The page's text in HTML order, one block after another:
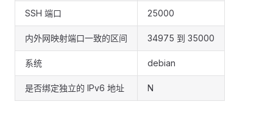
SSH 端口 25000
内外网映射端口一致的区间 34975 到 35000
系统 debian
是否绑定独立的 IPv6 地址 N